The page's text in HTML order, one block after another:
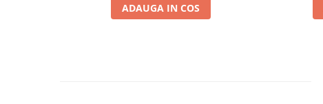
ADAUGA IN COS